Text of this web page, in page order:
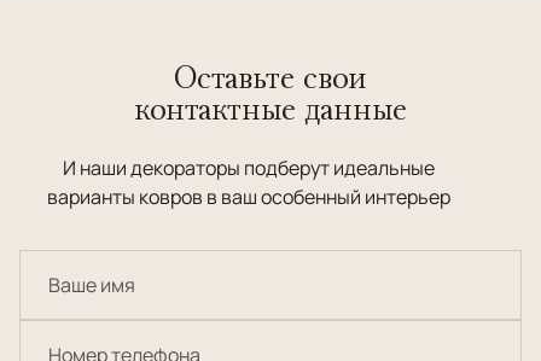
Оставьте свои
контактные данные
И наши декораторы подберут идеальные
варианты ковров в ваш особенный интерьер